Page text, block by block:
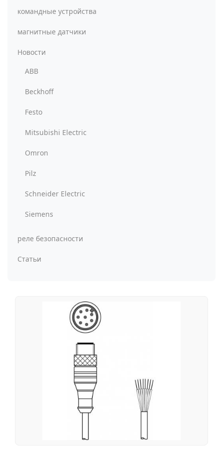
командные устройства
магнитные датчики
Новости
ABB
Beckhoff
Festo
Mitsubishi Electric
Omron
Pilz
Schneider Electric
Siemens
реле безопасности
Статьи